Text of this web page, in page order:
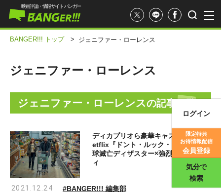
映画評価
映画評論・情報サイト バンガー
ログイン
限定特典
お得情報配信
会員登録
気分で
検索
BANGER!!! トップ > ジェニファー・ローレンス
ジェニファー・ローレンス
ジェニファー・ローレンスの記事一覧
ディカプリオら豪華キャスト集結！N
etflix『ドント・ルック・アップ』地
球滅亡ディザスター×強烈風刺コメデ
ィ
2021.12.24 #BANGER!!! 編集部